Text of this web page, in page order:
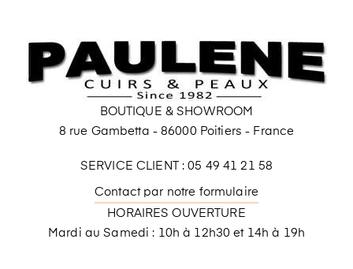
BOUTIQUE & SHOWROOM
8 rue Gambetta - 86000 Poitiers - France
SERVICE CLIENT : 05 49 41 21 58
Contact par notre formulaire
HORAIRES OUVERTURE
Mardi au Samedi : 10h à 12h30 et 14h à 19h